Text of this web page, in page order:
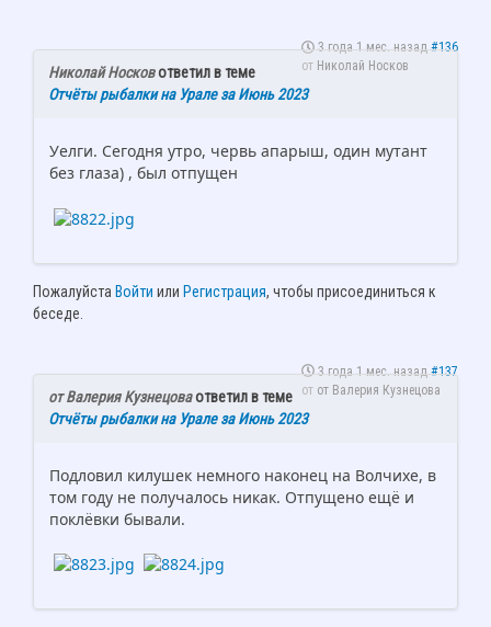
3 года 1 мес. назад #136
от Николай Носков
Николай Носковответил в теме
Отчёты рыбалки на Урале за Июнь 2023
Уелги. Сегодня утро, червь апарыш, один мутант
без глаза) , был отпущен
Пожалуйста Войти или Регистрация, чтобы присоединиться к
беседе.
3 года 1 мес. назад #137
от от Валерия Кузнецова
от Валерия Кузнецоваответил в теме
Отчёты рыбалки на Урале за Июнь 2023
Подловил килушек немного наконец на Волчихе, в
том году не получалось никак. Отпущено ещё и
поклёвки бывали.